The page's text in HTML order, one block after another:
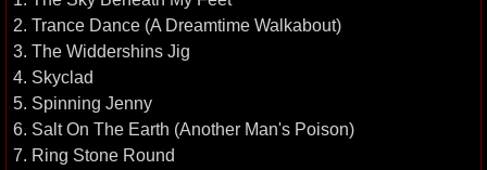
2. Trance Dance (A Dreamtime Walkabout)
3. The Widdershins Jig
4. Skyclad
5. Spinning Jenny
6. Salt On The Earth (Another Man's Poison)
7. Ring Stone Round